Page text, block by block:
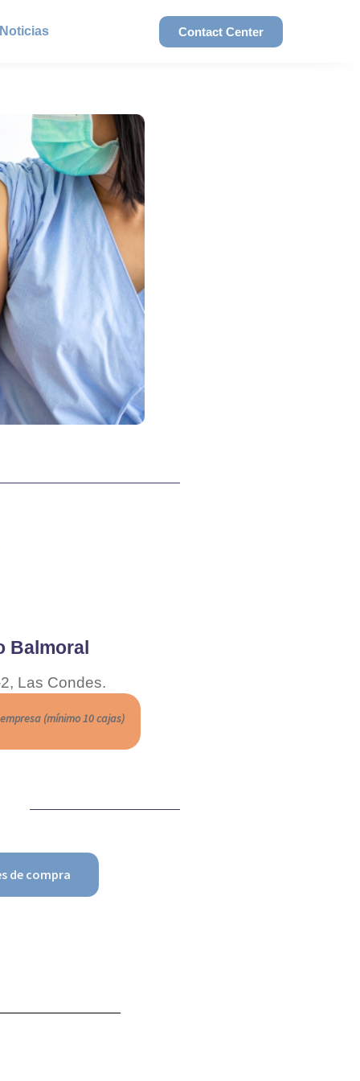
Noticias Contact Center
Balmoral
Las Condes.
(mínimo 10 cajas)
de compra